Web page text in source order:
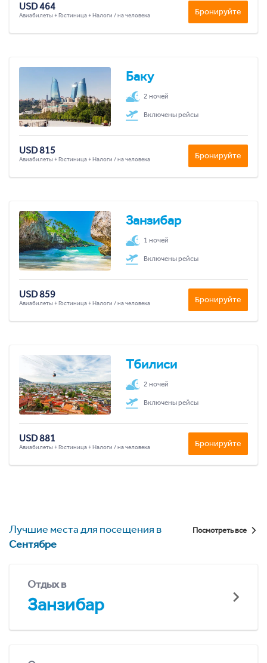
USD 464
Авиабилеты + Гостиница + Налоги / на человека Бронируйте
Баку
2 ночей
Включены рейсы
USD 815
Авиабилеты + Гостиница + Налоги / на человека Бронируйте
Занзибар
1 ночей
Включены рейсы
USD 859
Авиабилеты + Гостиница + Налоги / на человека Бронируйте
Тбилиси
2 ночей
Включены рейсы
USD 881
Авиабилеты + Гостиница + Налоги / на человека Бронируйте
Лучшие места для посещения в
Сентябре
Посмотреть все
Отдых в
Занзибар